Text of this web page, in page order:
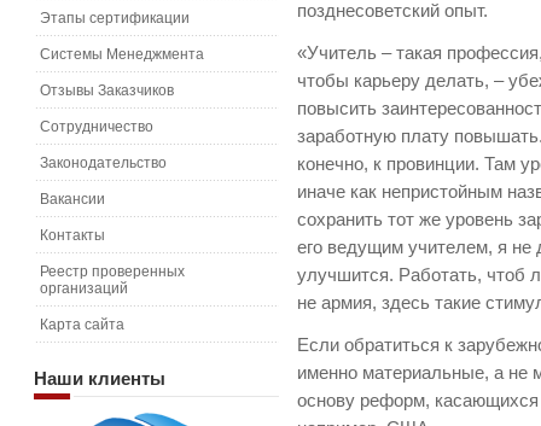
позднесоветский опыт.
«Учитель – такая
чтобы карьеру делать, –
повысить
заработную плату
конечно, к провинции. Там
иначе как непристойным
сохранить тот же уровень
его ведущим учителем, я не
улучшится. Работать, чтоб
не армия, здесь такие
Если обратиться к
именно материальные, а не
основу реформ,
Этапы сертификации
Системы Менеджмента
Отзывы Заказчиков
Сотрудничество
Законодательство
Вакансии
Контакты
Реестр проверенных
организаций
Карта сайта
Наши клиенты